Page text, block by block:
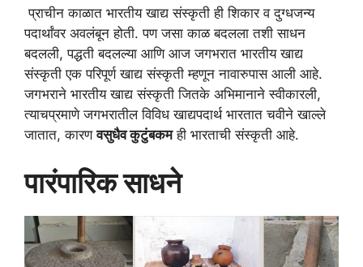
प्राचीन काळात भारतीय खाद्य संस्कृती ही शिकार व दुग्धजन्य
पदार्थांवर अवलंबून होती. पण जसा काळ बदलला तशी साधन
बदलली, पद्धती बदलल्या आणि आज जगभरात भारतीय खाद्य
संस्कृती एक परिपूर्ण खाद्य संस्कृती म्हणून नावारुपास आली आहे.
जगभराने भारतीय खाद्य संस्कृती जितके अभिमानाने स्वीकारली,
त्याचप्रमाणे जगभरातील विविध खाद्यपदार्थ भारतात चवीने खाल्ले
जातात, कारणवसुधैव कुटुंबकमही भारताची संस्कृती आहे.
पारंपारिक साधने